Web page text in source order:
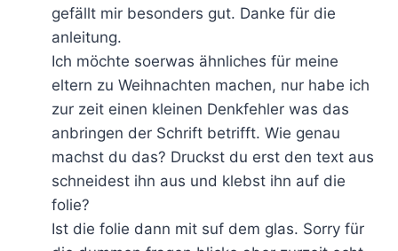
gefällt mir besonders gut. Danke für die
anleitung.
Ich möchte soerwas ähnliches für meine
eltern zu Weihnachten machen, nur habe ich
zur zeit einen kleinen Denkfehler was das
anbringen der Schrift betrifft. Wie genau
machst du das? Druckst du erst den text aus
schneidest ihn aus und klebst ihn auf die
folie?
Ist die folie dann mit suf dem glas. Sorry für